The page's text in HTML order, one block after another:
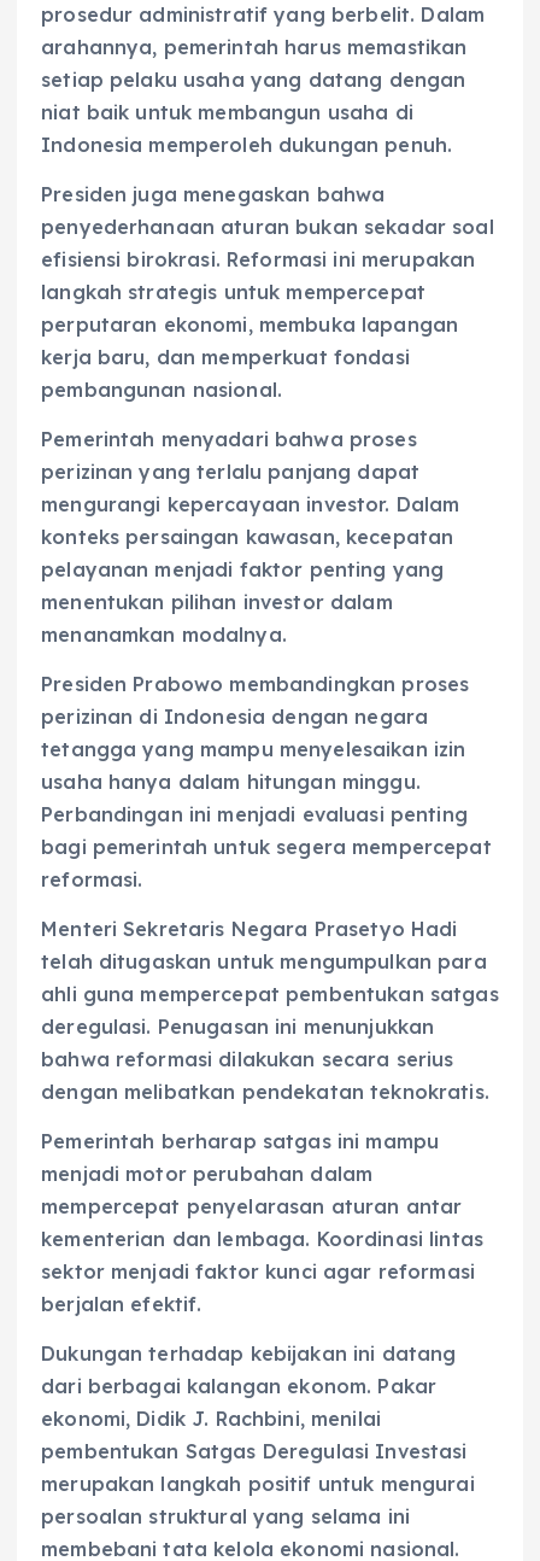
prosedur administratif yang berbelit. Dalam
arahannya, pemerintah harus memastikan
setiap pelaku usaha yang datang dengan
niat baik untuk membangun usaha di
Indonesia memperoleh dukungan penuh.
Presiden juga menegaskan bahwa
penyederhanaan aturan bukan sekadar soal
efisiensi birokrasi. Reformasi ini merupakan
langkah strategis untuk mempercepat
perputaran ekonomi, membuka lapangan
kerja baru, dan memperkuat fondasi
pembangunan nasional.
Pemerintah menyadari bahwa proses
perizinan yang terlalu panjang dapat
mengurangi kepercayaan investor. Dalam
konteks persaingan kawasan, kecepatan
pelayanan menjadi faktor penting yang
menentukan pilihan investor dalam
menanamkan modalnya.
Presiden Prabowo membandingkan proses
perizinan di Indonesia dengan negara
tetangga yang mampu menyelesaikan izin
usaha hanya dalam hitungan minggu.
Perbandingan ini menjadi evaluasi penting
bagi pemerintah untuk segera mempercepat
reformasi.
Menteri Sekretaris Negara Prasetyo Hadi
telah ditugaskan untuk mengumpulkan para
ahli guna mempercepat pembentukan satgas
deregulasi. Penugasan ini menunjukkan
bahwa reformasi dilakukan secara serius
dengan melibatkan pendekatan teknokratis.
Pemerintah berharap satgas ini mampu
menjadi motor perubahan dalam
mempercepat penyelarasan aturan antar
kementerian dan lembaga. Koordinasi lintas
sektor menjadi faktor kunci agar reformasi
berjalan efektif.
Dukungan terhadap kebijakan ini datang
dari berbagai kalangan ekonom. Pakar
ekonomi, Didik J. Rachbini, menilai
pembentukan Satgas Deregulasi Investasi
merupakan langkah positif untuk mengurai
persoalan struktural yang selama ini
membebani tata kelola ekonomi nasional.